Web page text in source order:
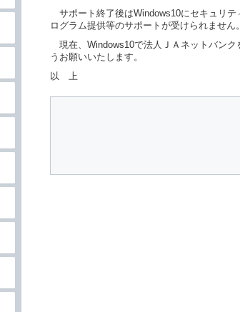
サポート終了後はWindows10にセキュリ
ログラム提供等のサポートが受けられません。
現在、Windows10で法人ＪＡネットバンク
うお願いいたします。
以 上